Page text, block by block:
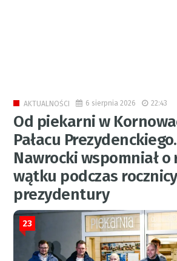
AKTUALNOŚCI 6 sierpnia 2026 22:43
Od piekarni w
Pałacu
Nawrocki wspomniał
wątku podczas rocznicy
prezydentury
23